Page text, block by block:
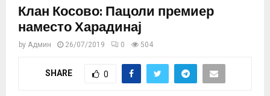
Клан Косово: Пацоли премиер
наместо Харадинај
by Админ 26/07/2019 0 504
SHARE 0